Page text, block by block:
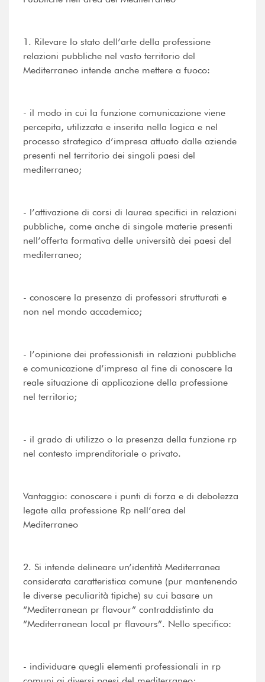
1. Rilevare lo stato dell’arte della professione
relazioni pubbliche nel vasto territorio del
Mediterraneo intende anche mettere a fuoco:
- il modo in cui la funzione comunicazione viene
percepita, utilizzata e inserita nella logica e nel
processo strategico d’impresa attuato dalle aziende
presenti nel territorio dei singoli paesi del
mediterraneo;
- l’attivazione di corsi di laurea specifici in relazioni
pubbliche, come anche di singole materie presenti
nell’offerta formativa delle università dei paesi del
mediterraneo;
- conoscere la presenza di professori strutturati e
non nel mondo accademico;
- l’opinione dei professionisti in relazioni pubbliche
e comunicazione d’impresa al fine di conoscere la
reale situazione di applicazione della professione
nel territorio;
- il grado di utilizzo o la presenza della funzione rp
nel contesto imprenditoriale o privato.
Vantaggio: conoscere i punti di forza e di debolezza
legate alla professione Rp nell’area del
Mediterraneo
2. Si intende delineare un’identità Mediterranea
considerata caratteristica comune (pur mantenendo
le diverse peculiarità tipiche) su cui basare un
“Mediterranean pr flavour” contraddistinto da
“Mediterranean local pr flavours”. Nello specifico:
- individuare quegli elementi professionali in rp